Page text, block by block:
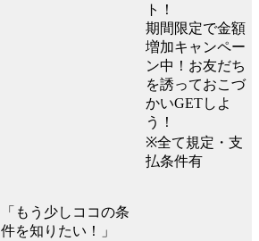
ト！
期間限定で金額
増加キャンペー
ン中！お友だち
を誘っておこづ
かいGETしよ
う！
※全て規定・支
払条件有
「もう少しココの条
件を知りたい！」